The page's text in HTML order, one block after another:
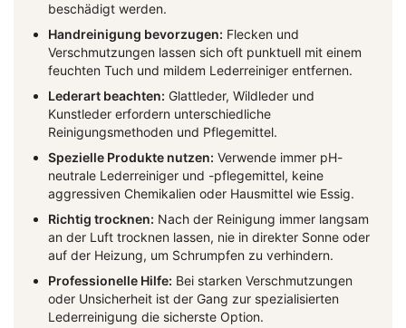
beschädigt werden.
Handreinigung bevorzugen: Flecken und
Verschmutzungen lassen sich oft punktuell mit einem
feuchten Tuch und mildem Lederreiniger entfernen.
Lederart beachten: Glattleder, Wildleder und
Kunstleder erfordern unterschiedliche
Reinigungsmethoden und Pflegemittel.
Spezielle Produkte nutzen: Verwende immer pH-
neutrale Lederreiniger und -pflegemittel, keine
aggressiven Chemikalien oder Hausmittel wie Essig.
Richtig trocknen: Nach der Reinigung immer langsam
an der Luft trocknen lassen, nie in direkter Sonne oder
auf der Heizung, um Schrumpfen zu verhindern.
Professionelle Hilfe: Bei starken Verschmutzungen
oder Unsicherheit ist der Gang zur spezialisierten
Lederreinigung die sicherste Option.